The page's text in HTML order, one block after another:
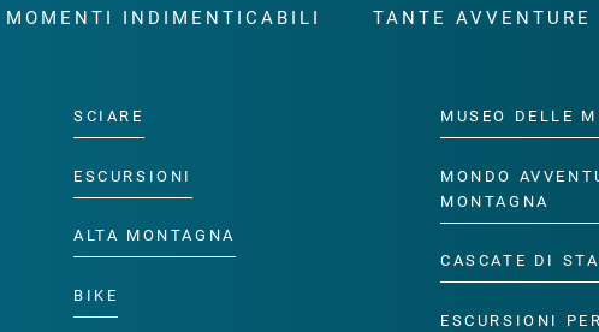
MOMENTI INDIMENTICABILI
SCIARE
ESCURSIONI
ALTA MONTAGNA
BIKE
TANTE AVVENTURE
MUSEO DELLE
MONDO
MONTAGNA
CASCATE DI
ESCURSIONI